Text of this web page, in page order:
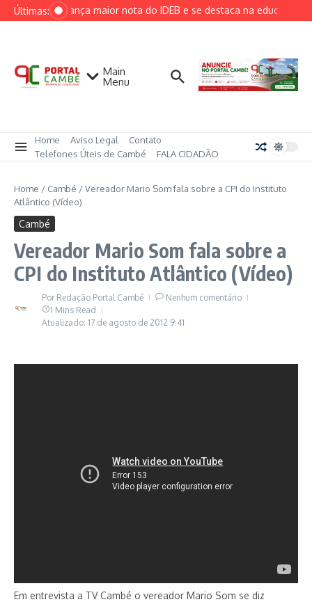
Ir para o conteúdo
Últimas:
Cambé alcança maior nota do IDEB e se destaca na educação
Main
Menu
Home Aviso Legal
Contato
Telefones Úteis de Cambé
FALA CIDADÃO
Home / Cambé /Vereador Mario Som fala sobre a CPI do Instituto
Atlântico (Vídeo)
Cambé
Vereador Mario Som fala sobre a
CPI do Instituto Atlântico (Vídeo)
Por Redação Portal Cambé
Nenhum comentário
1 Mins Read
Atualizado: 17 de agosto de 2012 9:41
Em entrevista a TV Cambé o vereador Mario Som se diz